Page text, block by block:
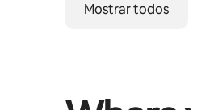
Mostrar todos